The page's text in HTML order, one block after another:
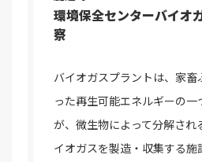
環境保全センターバイオ
察
バイオガスプラントは、家畜
った再生可能エネルギーの一
が、微生物によって分解され
イオガスを製造・収集する施